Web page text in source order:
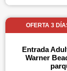
OFERTA 3
Entrada
Warner